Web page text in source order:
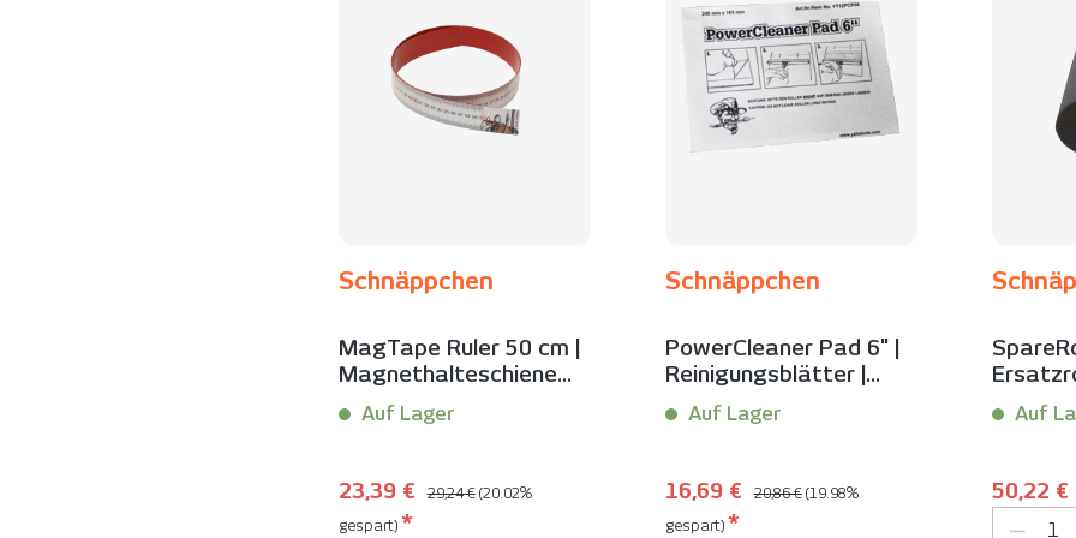
Schnäppchen
MagTape Ruler 50 cm |
Magnethalteschiene
mit Messskala |
Schnäppchen
Auf Lager
Verkaufspreis:
23,39 € Regulärer Preis:
29,24 € (20.02%
gespart) *
Schnäppchen
PowerCleaner Pad 6" |
Reinigungsblätter |
Schnäppchen
Auf Lager
Verkaufspreis:
16,69 € Regulärer Preis:
20,86 € (19.98%
gespart) *
und
Auf
50,22 €